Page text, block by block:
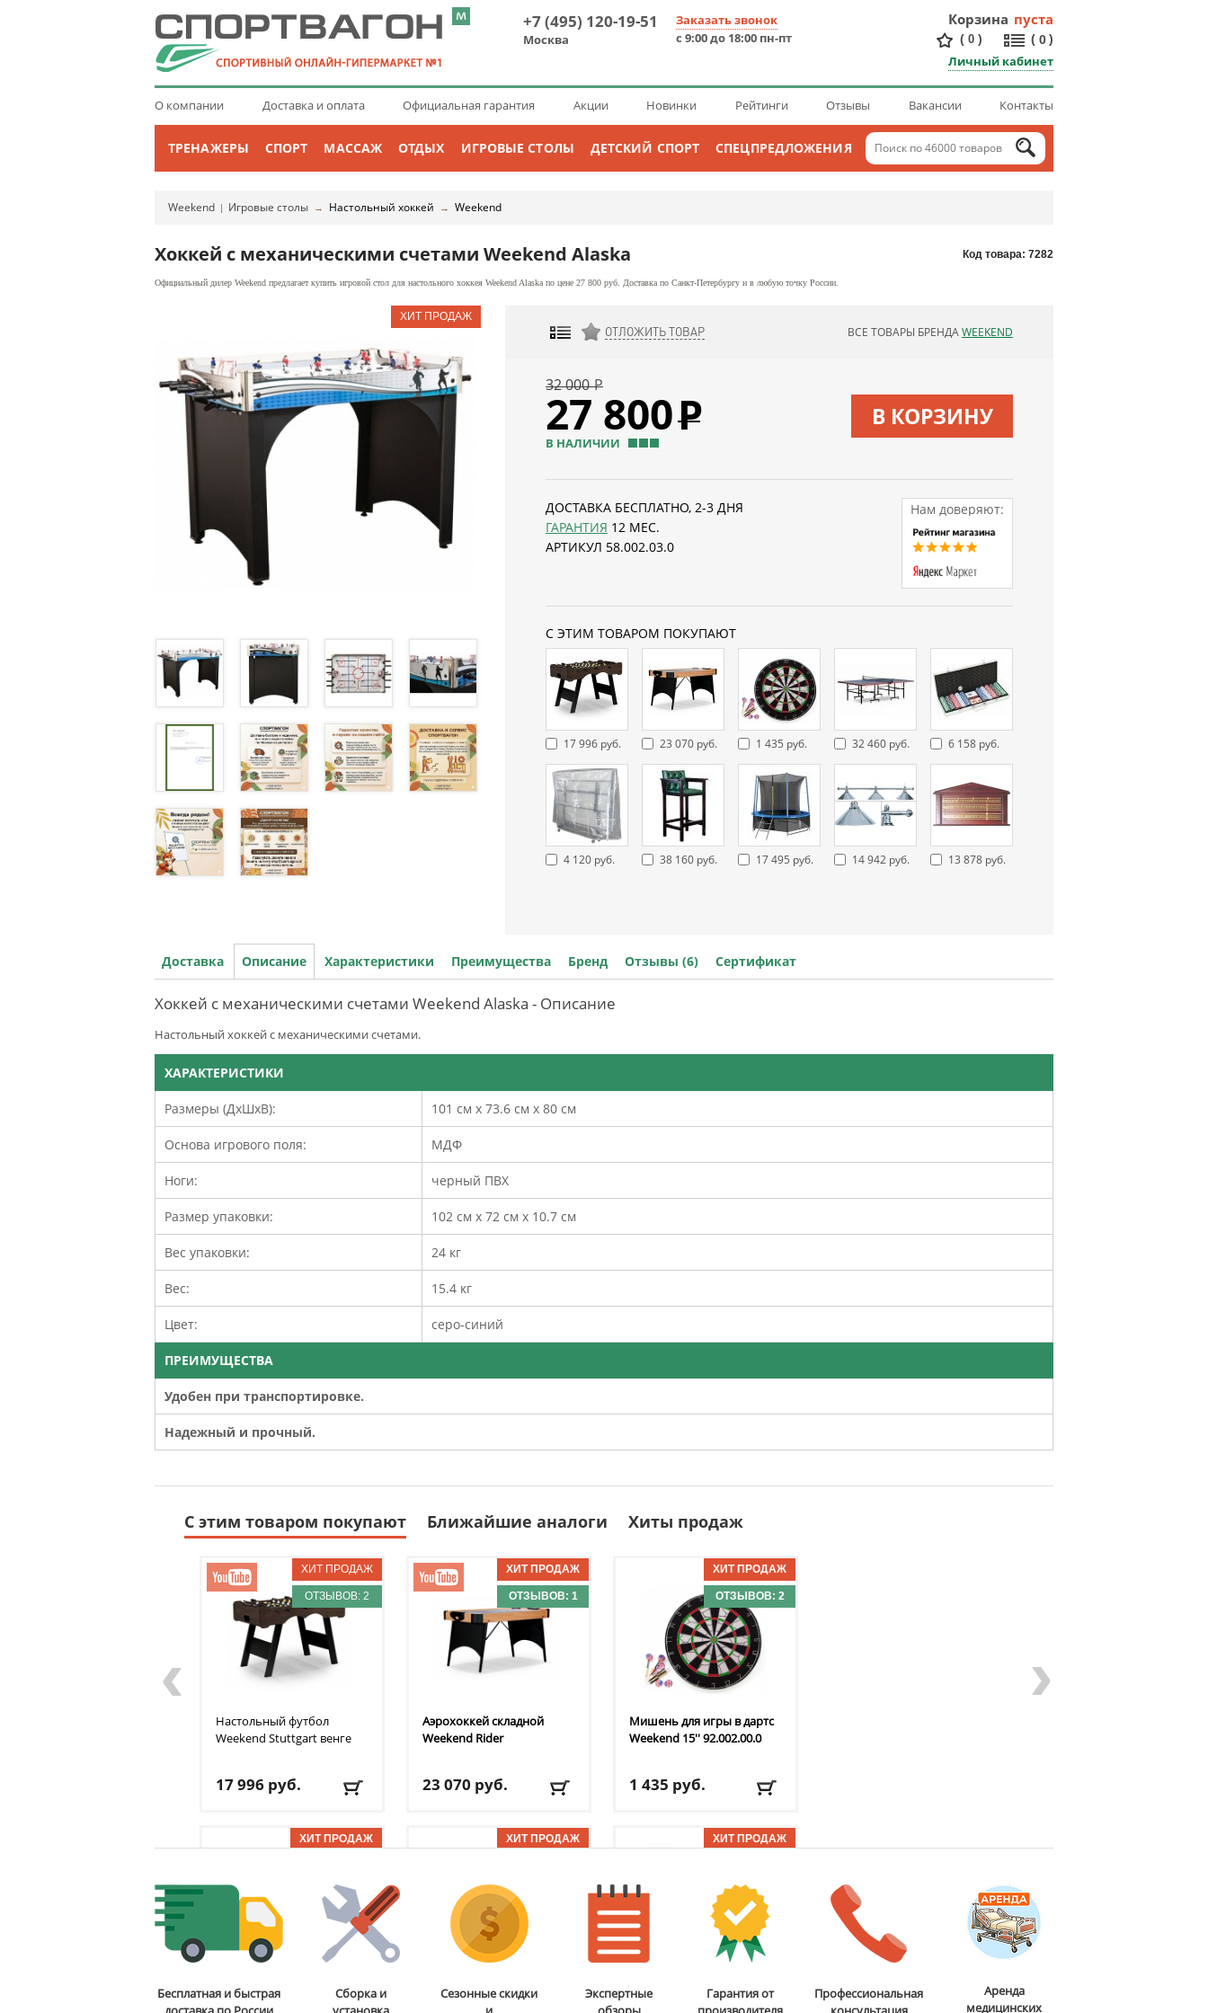
+7 (495) 120-19-51
Москва
Заказать звонок
с 9:00 до 18:00 пн-пт
Корзина пуста
( 0 ) ( 0 )
Личный кабинет
О компании Доставка и оплата Официальная гарантия Акции Новинки Рейтинги Отзывы Вакансии Контакты
ТРЕНАЖЕРЫ СПОРТ МАССАЖ ОТДЫХ ИГРОВЫЕ СТОЛЫ ДЕТСКИЙ СПОРТ СПЕЦПРЕДЛОЖЕНИЯ
Weekend | Игровые столы → Настольный хоккей → Weekend
Код товара: 7282
Хоккей с механическими счетами Weekend Alaska
Официальный дилер Weekend предлагает купить игровой стол для настольного хоккея Weekend Alaska по цене 27 800 руб. Доставка по Санкт-Петербургу и в любую точку России.
ДОБАВИТЬ К СРАВНЕНИЮ ОБНОВЛЯЮ СПИСОК
ОТЛОЖИТЬ ТОВАР ВСЕ ТОВАРЫ БРЕНДАWEEKEND
32 000 Р
27 800Р
В НАЛИЧИИ
В КОРЗИНУ
ДОСТАВКА БЕСПЛАТНО, 2-3 ДНЯ
ГАРАНТИЯ 12 МЕС.
АРТИКУЛ 58.002.03.0
Нам доверяют:
С ЭТИМ ТОВАРОМ ПОКУПАЮТ
17 996 руб. 23 070 руб. 1 435 руб. 32 460 руб. 6 158 руб.
4 120 руб. 38 160 руб. 17 495 руб. 14 942 руб. 13 878 руб.
Доставка Описание Характеристики Преимущества Бренд Отзывы (6) Сертификат
Хоккей с механическими счетами Weekend Alaska - Описание
Настольный хоккей с механическими счетами.
ХАРАКТЕРИСТИКИ
Размеры (ДхШхВ): 101 см x 73.6 см x 80 см
Основа игрового поля: МДФ
Ноги: черный ПВХ
Размер упаковки: 102 см х 72 см х 10.7 см
Вес упаковки: 24 кг
Вес: 15.4 кг
Цвет: серо-синий
ПРЕИМУЩЕСТВА
Удобен при транспортировке.
Надежный и прочный.
С этим товаром покупают Ближайшие аналоги Хиты продаж
ОТЗЫВОВ: 2
Настольный футбол
Weekend Stuttgart венге
17 996 руб.
БЕСПЛАТНО,
2-3 дня
ОТЗЫВОВ: 1
Аэрохоккей складной
Weekend Rider
23 070 руб.
БЕСПЛАТНО,
2-3 дня
ОТЗЫВОВ: 2
Мишень для игры в дартс
Weekend 15'' 92.002.00.0
1 435 руб.
795 руб., 2-3
дня
Теннисный стол для
помещений Weekend
Набор для игры в покер
50.031.00.0
Защитный чехол для
складного теннисного
‹ ›
Бесплатная и быстрая
Сборка и
Сезонные скидки
Экспертные
Гарантия от
Профессиональная
Аренда
медицинских